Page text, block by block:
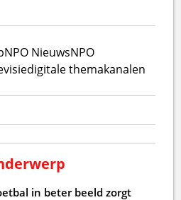
NPO NieuwsNPO
digitale themakanalen
in beter beeld zorgt